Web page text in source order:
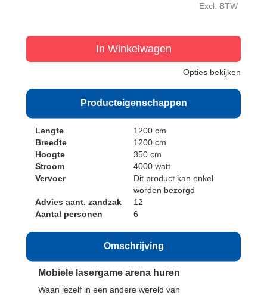
Excl. BTW
In Winkelwagen
Opties bekijken
Producteigenschappen
Lengte
1200 cm
Breedte
1200 cm
Hoogte
350 cm
Stroom
4000 watt
Vervoer
Dit product kan enkel
worden bezorgd
Advies aant. zandzak
12
Aantal personen
6
Omschrijving
Mobiele lasergame arena huren
Waan jezelf in een andere wereld van